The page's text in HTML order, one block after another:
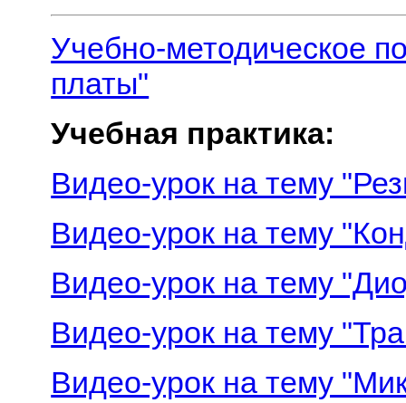
Учебно-методическое
платы"
Учебная практика:
Видео-урок на тему
Видео-урок на тему
Видео-урок на тему
Видео-урок на тему
Видео-урок на тему